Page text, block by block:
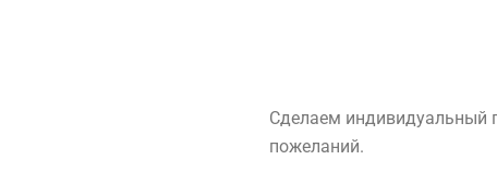
Сделаем индивидуальный
пожеланий.